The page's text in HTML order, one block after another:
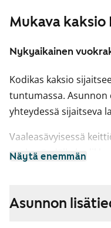
Mukava kaksio
Nykyaikainen
Kodikas kaksio
tuntumassa. Asunnon
yhteydessä sijaitseva
Vaaleasävyisessä
ruokapöydälle
Tervetuloa
Näytä enemmän
Asunnon